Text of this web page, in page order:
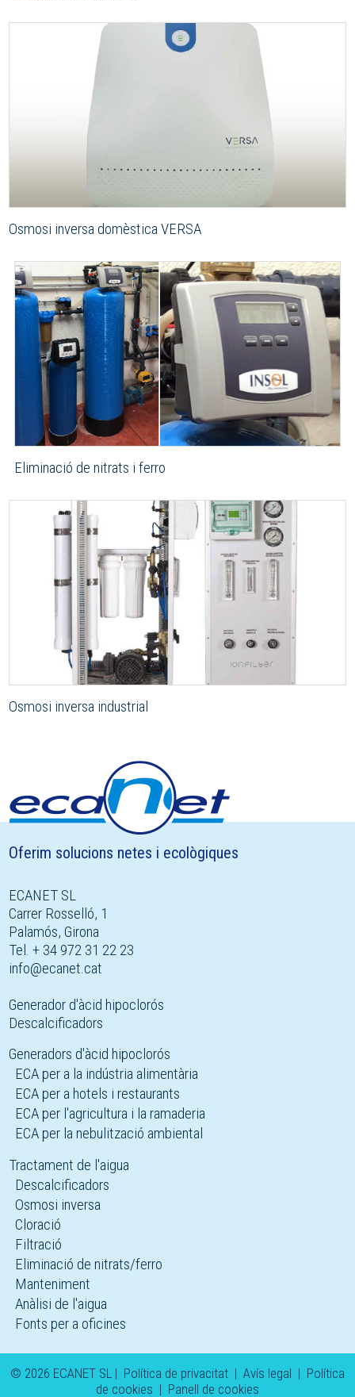
Osmosi inversa domèstica VERSA
Eliminació de nitrats i ferro
Osmosi inversa industrial
Oferim solucions netes i ecològiques
ECANET SL
Carrer Rosselló, 1
Palamós, Girona
Tel. + 34 972 31 22 23
info@ecanet.cat
Generador d'àcid hipoclorós
Descalcificadors
Generadors d'àcid hipoclorós
ECA per a la indústria alimentària
ECA per a hotels i restaurants
ECA per l'agricultura i la ramaderia
ECA per la nebulització ambiental
Tractament de l'aigua
Descalcificadors
Osmosi inversa
Cloració
Filtració
Eliminació de nitrats/ferro
Manteniment
Anàlisi de l'aigua
Fonts per a oficines
© 2026 ECANET SL | Política de privacitat | Avís legal | Política
de cookies | Panell de cookies